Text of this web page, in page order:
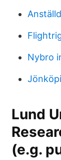
Nybro
Lund
(e.g.